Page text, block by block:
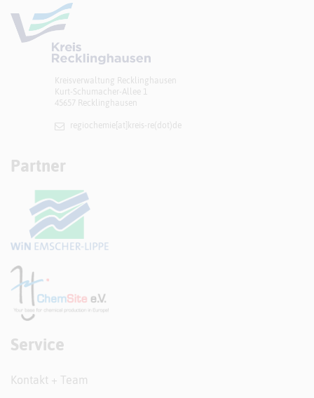
Kreisverwaltung Recklinghausen
Kurt-Schumacher-Allee 1
45657 Recklinghausen
regiochemie[at]​kreis-re(dot)de
Partner
Service
Kontakt + Team